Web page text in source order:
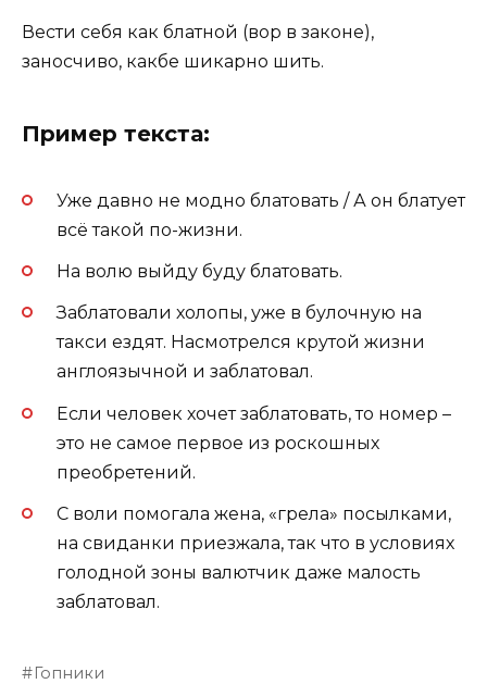
Вести себя как блатной (вор в законе),
заносчиво, какбе шикарно шить.
Пример текста:
Уже давно не модно блатовать / А он блатует
всё такой по-жизни.
На волю выйду буду блатовать.
Заблатовали холопы, уже в булочную на
такси ездят. Насмотрелся крутой жизни
англоязычной и заблатовал.
Если человек хочет заблатовать, то номер –
это не самое первое из роскошных
преобретений.
С воли помогала жена, «грела» посылками,
на свиданки приезжала, так что в условиях
голодной зоны валютчик даже малость
заблатовал.
Гопники